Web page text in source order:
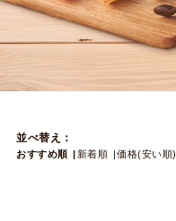
並べ替え：
おすすめ順 新着順 価格(安い順)